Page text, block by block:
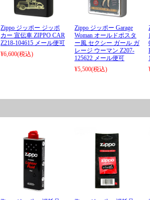
Zippo ジッポー ジッポ
カー 宣伝車 ZIPPO CAR
Z218-104615 メール便可
¥6,600(税込)
Zippo ジッポー Garage
Woman オールドポスタ
ー風 セクシー ガール ガ
レージ ウーマン Z207-
125622 メール便可
¥5,500(税込)